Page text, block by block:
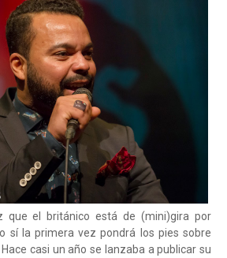
que el británico está de (mini)gira por
sí la primera vez pondrá los pies sobre
casi un año se lanzaba a publicar su